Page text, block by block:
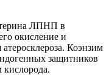
ЛПНП в
окисление и
Коэнзим
защитников
кислорода.